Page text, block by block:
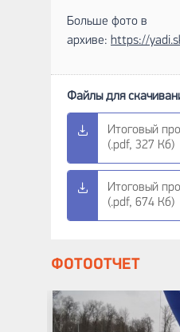
Больше фото в
архиве: https://
Итоговый
(.pdf, 327 Кб)
Итоговый
(.pdf, 674 Кб)
ФОТООТЧЕТ